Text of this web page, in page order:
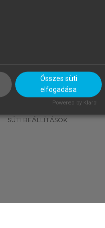
MI – ÁLTALÁNOS IRÁNYELVEK
SÜTI BEÁLLÍTÁSOK
Összes süti
elfogadása
Powered by Klaro!